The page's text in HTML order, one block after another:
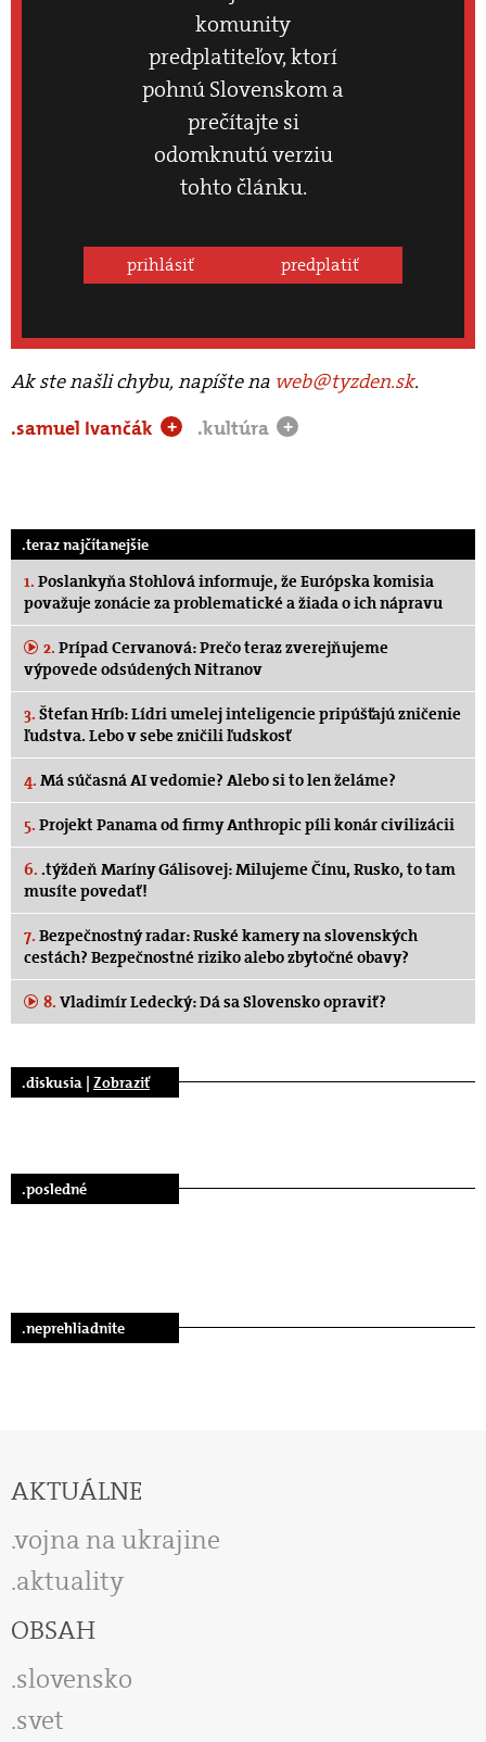
komunity
predplatiteľov, ktorí
pohnú Slovenskom a
prečítajte si
odomknutú verziu
tohto článku.
prihlásiť predplatiť
Ak ste našli chybu, napíšte na web@tyzden.sk.
.samuel Ivančák
+ .kultúra +
.teraz najčítanejšie
1. Poslankyňa Stohlová informuje, že Európska komisia
považuje zonácie za problematické a žiada o ich nápravu
2. Prípad Cervanová: Prečo teraz zverejňujeme
výpovede odsúdených Nitranov
3. Štefan Hríb: Lídri umelej inteligencie pripúšťajú zničenie
ľudstva. Lebo v sebe zničili ľudskosť
4. Má súčasná AI vedomie? Alebo si to len želáme?
5. Projekt Panama od firmy Anthropic píli konár civilizácii
6. .týždeň Maríny Gálisovej: Milujeme Čínu, Rusko, to tam
musíte povedať!
7. Bezpečnostný radar: Ruské kamery na slovenských
cestách? Bezpečnostné riziko alebo zbytočné obavy?
8. Vladimír Ledecký: Dá sa Slovensko opraviť?
.diskusia | Zobraziť
.posledné
.neprehliadnite
AKTUÁLNE
vojna na ukrajine
aktuality
OBSAH
slovensko
svet